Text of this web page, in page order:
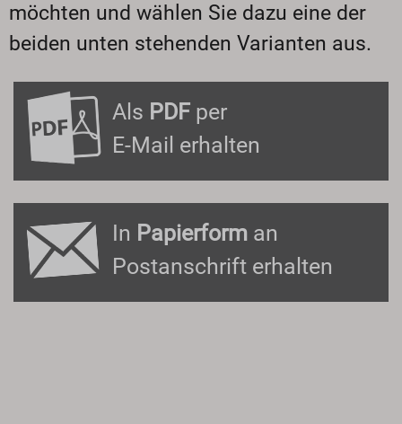
möchten und wählen Sie dazu eine der
beiden unten stehenden Varianten aus.
Als PDF per
E-Mail erhalten
In Papierform an
Postanschrift erhalten